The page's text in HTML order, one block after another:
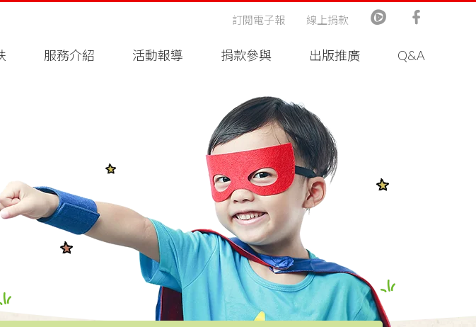
服務介紹 活動報導 捐款參與 出版推廣 Q&A
訂閱電子報 線上捐款